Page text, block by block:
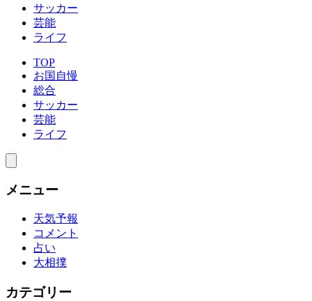
サッカー
芸能
ライフ
TOP
お国自慢
総合
サッカー
芸能
ライフ
メニュー
天気予報
コメント
占い
大相撲
カテゴリー